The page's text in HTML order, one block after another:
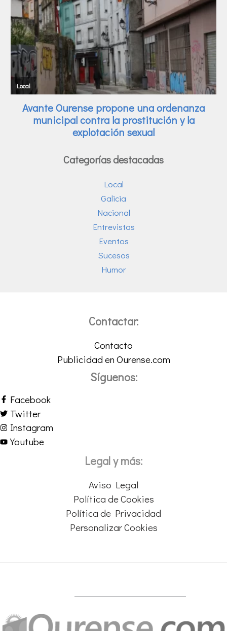
Categorías destacadas
Local
Galicia
Nacional
Entrevistas
Eventos
Sucesos
Humor
Contactar:
Contacto
Publicidad en Ourense.com
Síguenos:
Facebook
Twitter
Instagram
Youtube
Legal y más:
Aviso Legal
Política de Cookies
Política de Privacidad
Personalizar Cookies